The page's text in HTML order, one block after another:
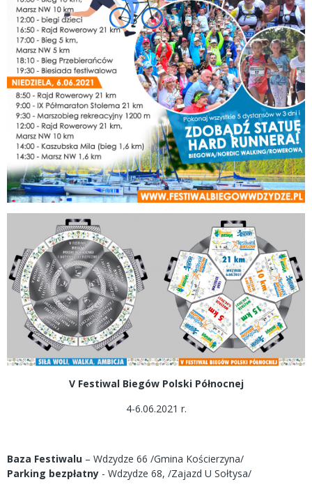
V Festiwal Biegów Polski Północnej
4-6.06.2021 r.
Baza Festiwalu – Wdzydze 66 /Gmina Kościerzyna/
Parking bezpłatny - Wdzydze 68, /Zajazd U Sołtysa/